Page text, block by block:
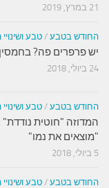
21 במרץ, 2019
החודש בטבע / טבע
יש פרפרים פה?
24 ביולי, 2018
החודש בטבע / טבע
המדוזה "חוטית נודדת"
"מוצאים את נמו"
5 ביולי, 2018
החודש בטבע / טבע